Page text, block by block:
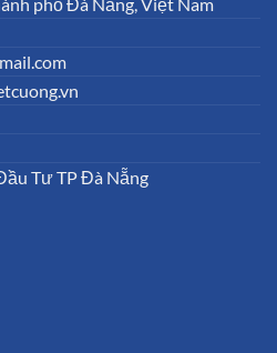
Tư TP Đà Nẵng